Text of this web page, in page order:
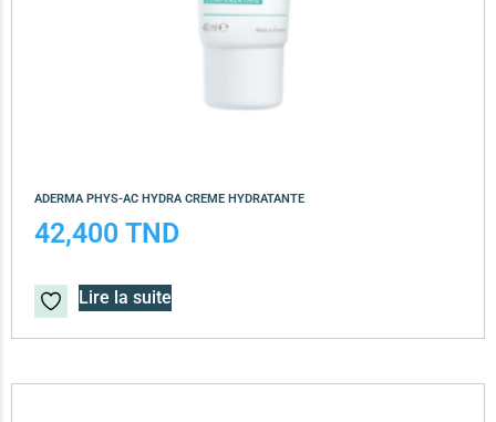
ADERMA PHYS-AC HYDRA CREME HYDRATANTE
42,400 TND
Lire la suite